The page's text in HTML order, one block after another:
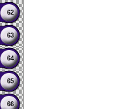
62
63
64
65
66